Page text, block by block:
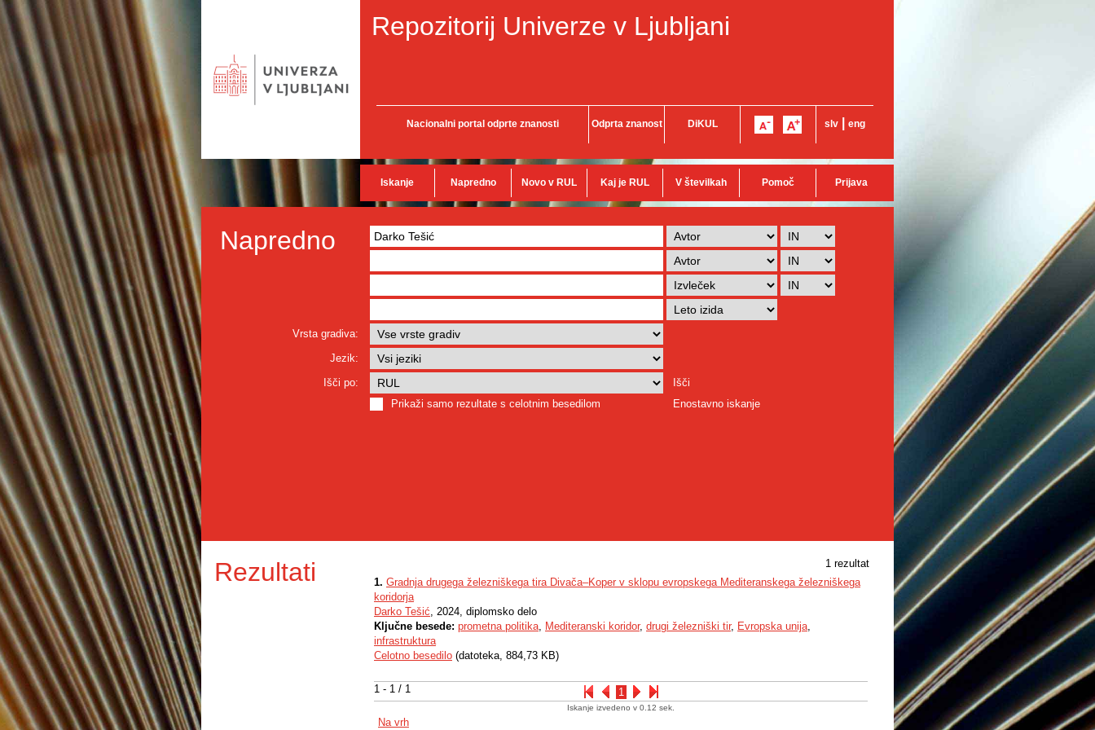
Repozitorij Univerze v Ljubljani
Nacionalni portal odprte znanosti Odprta znanost DiKUL slv eng
Iskanje Napredno Novo v RUL Kaj je RUL V številkah Pomoč Prijava
Napredno
Vrsta gradiva:
Jezik:
Išči po:
Išči
Prikaži samo rezultate s celotnim besedilom
Enostavno iskanje
Rezultati 1 rezultat
1 - 1 / 1 1
1. Gradnja drugega železniškega tira Divača–Koper v sklopu evropskega Mediteranskega železniškega
koridorja
Darko Tešić, 2024, diplomsko delo
Ključne besede: prometna politika, Mediteranski koridor, drugi železniški tir, Evropska unija,
infrastruktura
Celotno besedilo (datoteka, 884,73 KB)
Iskanje izvedeno v 0.12 sek.
Na vrh